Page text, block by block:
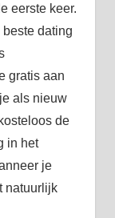
eerste keer.
dating
gratis aan
als nieuw
de
in het
je
natuurlijk